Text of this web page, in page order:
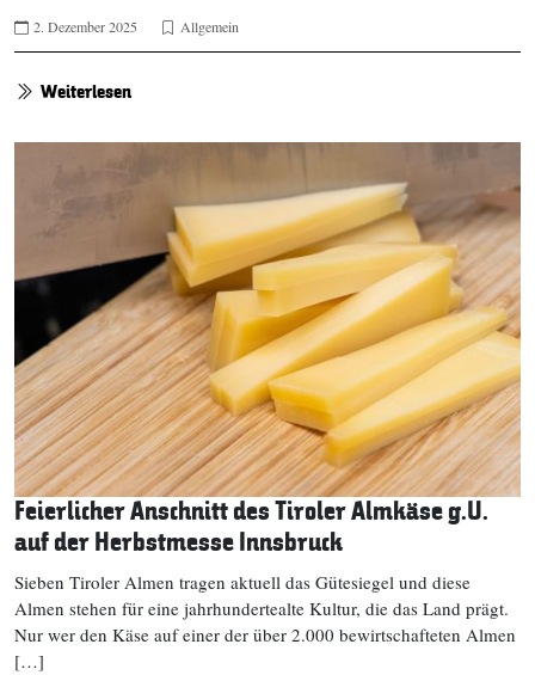
2. Dezember 2025 Allgemein
Weiterlesen
Feierlicher Anschnitt des Tiroler Almkäse g.U.
auf der Herbstmesse Innsbruck
Sieben Tiroler Almen tragen aktuell das Gütesiegel und diese
Almen stehen für eine jahrhundertealte Kultur, die das Land prägt.
Nur wer den Käse auf einer der über 2.000 bewirtschafteten Almen
[…]